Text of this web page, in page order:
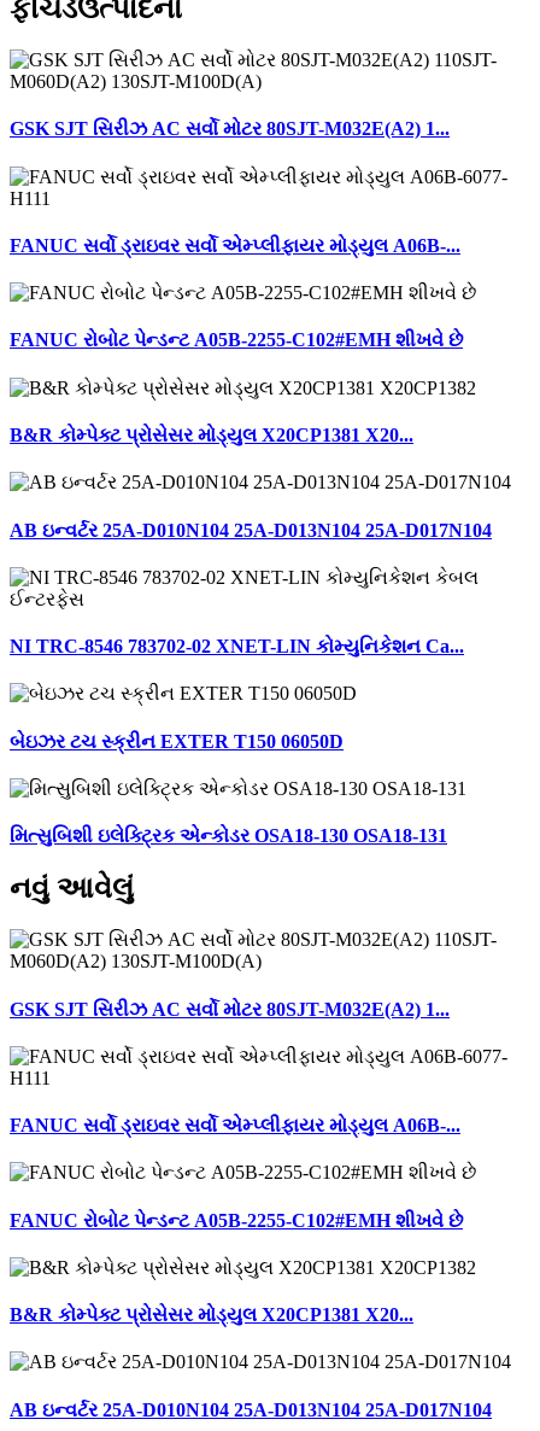
ફીચર્ડઉત્પાદનો
GSK SJT સિરીઝ AC સર્વો મોટર 80SJT-M032E(A2) 1...
FANUC સર્વો ડ્રાઇવર સર્વો એમ્પ્લીફાયર મોડ્યુલ A06B-...
FANUC રોબોટ પેન્ડન્ટ A05B-2255-C102#EMH શીખવે છે
B&R કોમ્પેક્ટ પ્રોસેસર મોડ્યુલ X20CP1381 X20...
AB ઇન્વર્ટર 25A-D010N104 25A-D013N104 25A-D017N104
NI TRC-8546 783702-02 XNET-LIN કોમ્યુનિકેશન Ca...
બેઇઝર ટચ સ્ક્રીન EXTER T150 06050D
મિત્સુબિશી ઇલેક્ટ્રિક એન્કોડર OSA18-130 OSA18-131
નવું આવેલું
GSK SJT સિરીઝ AC સર્વો મોટર 80SJT-M032E(A2) 1...
FANUC સર્વો ડ્રાઇવર સર્વો એમ્પ્લીફાયર મોડ્યુલ A06B-...
FANUC રોબોટ પેન્ડન્ટ A05B-2255-C102#EMH શીખવે છે
B&R કોમ્પેક્ટ પ્રોસેસર મોડ્યુલ X20CP1381 X20...
AB ઇન્વર્ટર 25A-D010N104 25A-D013N104 25A-D017N104